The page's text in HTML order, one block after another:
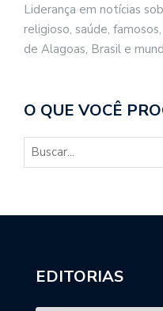
Liderança em notícias
religioso, saúde,
de Alagoas, Brasil e
O QUE VOCÊ
EDITORIAS